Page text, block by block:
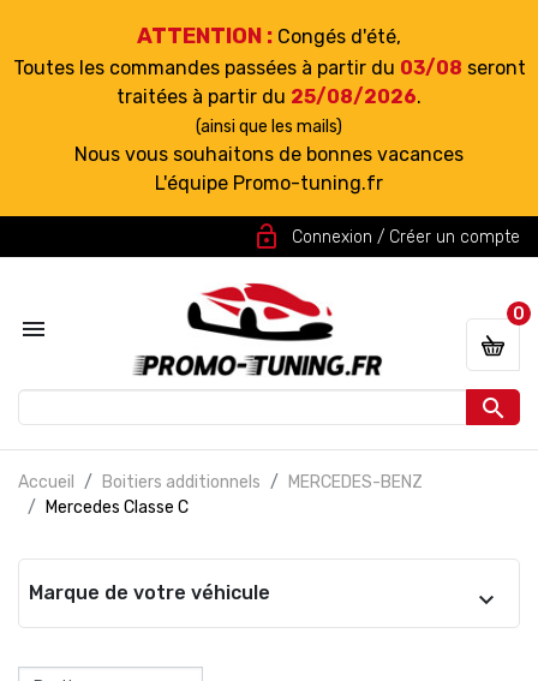
ATTENTION : Congés d'été,
Toutes les commandes passées à partir du 03/08 seront
traitées à partir du 25/08/2026.
(ainsi que les mails)
Nous vous souhaitons de bonnes vacances
L'équipe Promo-tuning.fr
lock_open Connexion / Créer un compte


0
Accueil Boitiers additionnels
MERCEDES-BENZ
Mercedes Classe C
Marque de votre véhicule